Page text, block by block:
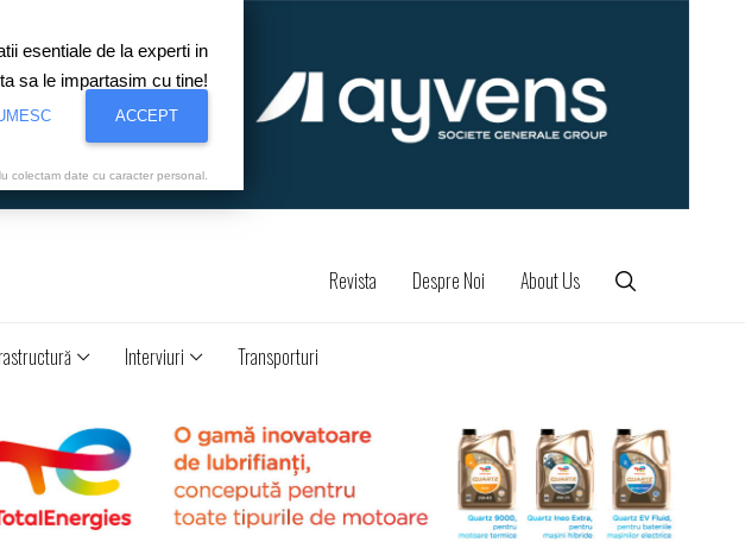
Revista Despre Noi About Us
Interviuri Transporturi
esentiale de la experti in
sa le impartasim cu tine!
ACCEPT
colectam date cu caracter personal.